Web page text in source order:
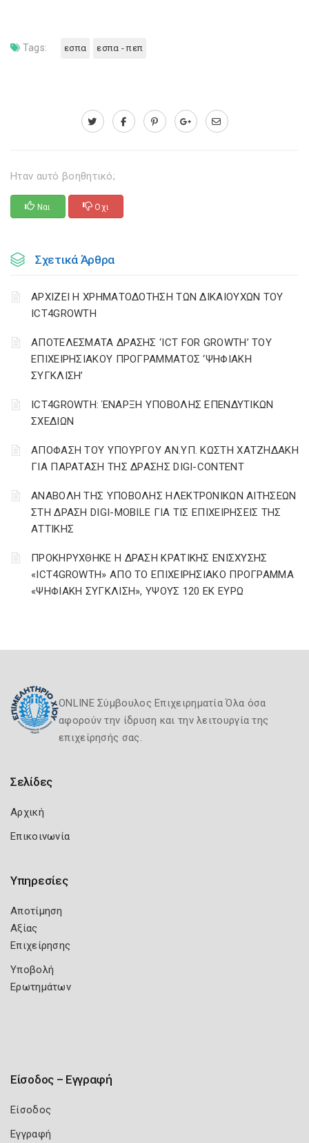
Tags: εσπα εσπα - πεπ
Ηταν αυτό βοηθητικό;
Ναι Οχι
Σχετικά Άρθρα
ΑΡΧΙΖΕΙ Η ΧΡΗΜΑΤΟΔΟΤΗΣΗ ΤΩΝ ΔΙΚΑΙΟΥΧΩΝ ΤΟΥ
ICT4GROWTH
ΑΠΟΤΕΛΕΣΜΑΤΑ ΔΡΑΣΗΣ ‘ICT FOR GROWTH’ ΤΟΥ
ΕΠΙΧΕΙΡΗΣΙΑΚΟΥ ΠΡΟΓΡΑΜΜΑΤΟΣ ‘ΨΗΦΙΑΚΗ
ΣΥΓΚΛΙΣΗ’
ICT4GROWTH: ΈΝΑΡΞΗ ΥΠΟΒΟΛΗΣ ΕΠΕΝΔΥΤΙΚΩΝ
ΣΧΕΔΙΩΝ
ΑΠΟΦΑΣΗ ΤΟΥ ΥΠΟΥΡΓΟΥ ΑΝ.ΥΠ. ΚΩΣΤΗ ΧΑΤΖΗΔΑΚΗ
ΓΙΑ ΠΑΡΑΤΑΣΗ ΤΗΣ ΔΡΑΣΗΣ DIGI-CONTENT
ΑΝΑΒΟΛΗ ΤΗΣ ΥΠΟΒΟΛΗΣ ΗΛΕΚΤΡΟΝΙΚΩΝ ΑΙΤΗΣΕΩΝ
ΣΤΗ ΔΡΑΣΗ DIGI-MOBILE ΓΙΑ ΤΙΣ ΕΠΙΧΕΙΡΗΣΕΙΣ ΤΗΣ
ΑΤΤΙΚΗΣ
ΠΡΟΚΗΡΥΧΘΗΚΕ Η ΔΡΑΣΗ ΚΡΑΤΙΚΗΣ ΕΝΙΣΧΥΣΗΣ
«ICT4GROWTH» ΑΠΟ ΤΟ ΕΠΙΧΕΙΡΗΣΙΑΚΟ ΠΡΟΓΡΑΜΜΑ
«ΨΗΦΙΑΚΗ ΣΥΓΚΛΙΣΗ», ΥΨΟΥΣ 120 ΕΚ ΕΥΡΩ
ONLINE Σύμβουλος Επιχειρηματία Όλα όσα
αφορούν την ίδρυση και την λειτουργία της
επιχείρησής σας.
Σελίδες
Αρχική
Επικοινωνία
Υπηρεσίες
Αποτίμηση
Αξίας
Επιχείρησης
Υποβολή
Ερωτημάτων
Είσοδος – Εγγραφή
Είσοδος
Εγγραφή